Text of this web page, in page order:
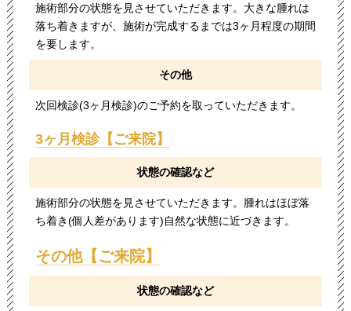
施術部分の状態を見させていただきます。大きな腫れは
落ち着きますが、施術が完成するまでは3ヶ月程度の期間
を要します。
その他
次回検診(3ヶ月検診)のご予約を取っていただきます。
3ヶ月検診【ご来院】
状態の確認など
施術部分の状態を見させていただきます。腫れはほぼ落
ち着き(個人差があります)自然な状態に近づきます。
その他【ご来院】
状態の確認など